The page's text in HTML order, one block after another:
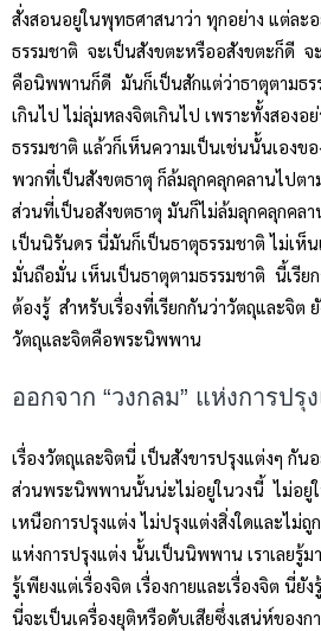
สั่งสอนอยู่ในพุทธศาสนาว่า ทุกอย่าง แต่ละอ
ธรรมชาติ จะเป็นสังขตะหรืออสังขตะก็ดี จ
คือนิพพานก็ดี มันก็เป็นสักแต่ว่าธาตุตามธร
เกินไป ไม่ลุ่มหลงจิตเกินไป เพราะทั้งสองอ
ธรรมชาติ แล้วก็เห็นความเป็นเช่นนั้นเองข
พวกที่เป็นสังขตธาตุ ก็ล้มลุกคลุกคลานไปต
ส่วนที่เป็นอสังขตธาตุ มันก็ไม่ล้มลุกคลุกคล
เป็นนิรันดร นี่มันก็เป็นธาตุธรรมชาติ ไม่เห็
มั่นถือมั่น เห็นเป็นธาตุตามธรรมชาติ นี้เรียก
ต้องรู้ สำหรับเรื่องที่เรียกกันว่าวัตถุและจิต
วัตถุและจิตคือพระนิพพาน
ออกจาก “วงกลม” แห่งการปรุ
เรื่องวัตถุและจิตนี่ เป็นสังขารปรุงแต่งๆ กั
ส่วนพระนิพพานนั้นน่ะไม่อยู่ในวงนี้ ไม่อยู่
เหนือการปรุงแต่ง ไม่ปรุงแต่งสิ่งใดและไม่ถู
แห่งการปรุงแต่ง นั้นเป็นนิพพาน เราเลยรู้
รู้เพียงแต่เรื่องจิต เรื่องกายและเรื่องจิต นี่ยั
นี่จะเป็นเครื่องยุติหรือดับเสียซึ่งเสน่ห์ของก